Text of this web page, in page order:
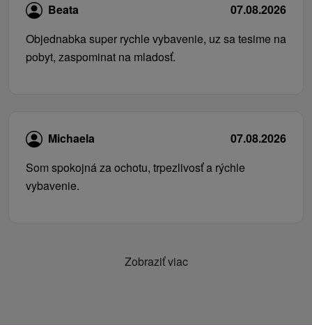
Beata
07.08.2026
Objednabka super rychle vybavenie, uz sa tesime na
pobyt, zaspominat na mladosť.
Michaela
07.08.2026
Som spokojná za ochotu, trpezlivosť a rýchle
vybavenie.
Zobraziť viac